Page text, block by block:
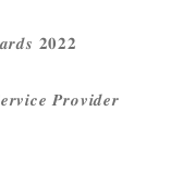
𝟐𝟎𝟐𝟐
𝑷𝒓𝒐𝒗𝒊𝒅𝒆𝒓